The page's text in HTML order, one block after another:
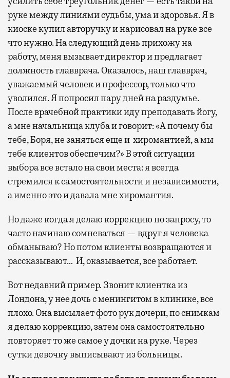
руке между линиями судьбы, ума и здоровья. Я в
киоске купил авторучку и нарисовал на руке все
что нужно. На следующий день прихожу на
работу, меня вызывает директор и предлагает
должность главврача. Оказалось, наш главврач,
уважаемый человек и профессор, только что
уволился. Я попросил пару дней на раздумье.
После врачебной практики иду преподавать йогу,
а мне начальница клуба и говорит: «А почему бы
тебе, Боря, не заняться еще и хиромантией, а мы
тебе клиентов обеспечим?» В этой ситуации
выбора все встало на свои места: я всегда
стремился к самостоятельности и независимости,
а именно это и давала мне хиромантия.
Но даже когда я делаю коррекцию по запросу, то
часто начинаю сомневаться — вдруг я человека
обманываю? Но потом клиенты возвращаются и
рассказывают… И, оказывается, все работает.
Вот недавний пример. Звонит клиентка из
Лондона, у нее дочь с менингитом в клинике, все
плохо. Она высылает фото рук дочери, по снимкам
я делаю коррекцию, затем она самостоятельно
повторяет то же самое у дочки на руке. Через
сутки девочку выписывают из больницы.